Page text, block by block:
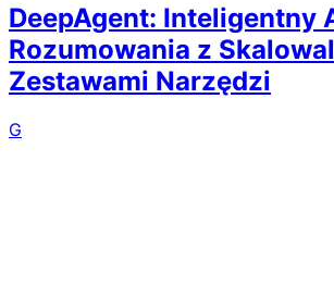
DeepAgent: Inteligentny
Rozumowania z
Zestawami Narzędzi
G